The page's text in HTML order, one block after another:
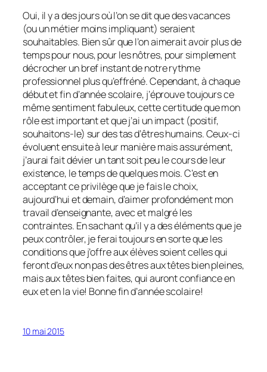
Oui, il y a des jours où l’on se dit que des vacances
(ou un métier moins impliquant) seraient
souhaitables. Bien sûr que l’on aimerait avoir plus de
temps pour nous, pour les nôtres, pour simplement
décrocher un bref instant de notre rythme
professionnel plus qu’effréné. Cependant, à chaque
début et fin d’année scolaire, j’éprouve toujours ce
même sentiment fabuleux, cette certitude que mon
rôle est important et que j’ai un impact (positif,
souhaitons-le) sur des tas d’êtres humains. Ceux-ci
évoluent ensuite à leur manière mais assurément,
j’aurai fait dévier un tant soit peu le cours de leur
existence, le temps de quelques mois. C’est en
acceptant ce privilège que je fais le choix,
aujourd’hui et demain, d’aimer profondément mon
travail d’enseignante, avec et malgré les
contraintes. En sachant qu’il y a des éléments que je
peux contrôler, je ferai toujours en sorte que les
conditions que j’offre aux élèves soient celles qui
feront d’eux non pas des êtres aux têtes bien pleines,
mais aux têtes bien faites, qui auront confiance en
eux et en la vie! Bonne fin d’année scolaire!
10 mai 2015